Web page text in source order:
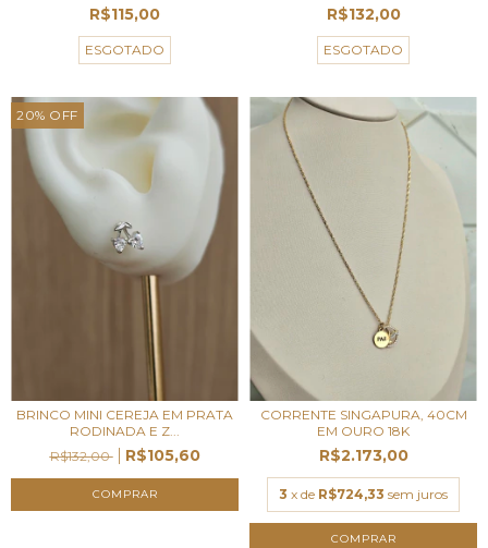
R$115,00
ESGOTADO
R$132,00
ESGOTADO
20% OFF
BRINCO MINI CEREJA EM PRATA
RODINADA E Z...
R$132,00
R$105,60
CORRENTE SINGAPURA, 40CM
EM OURO 18K
R$2.173,00
3 x de R$724,33 sem juros